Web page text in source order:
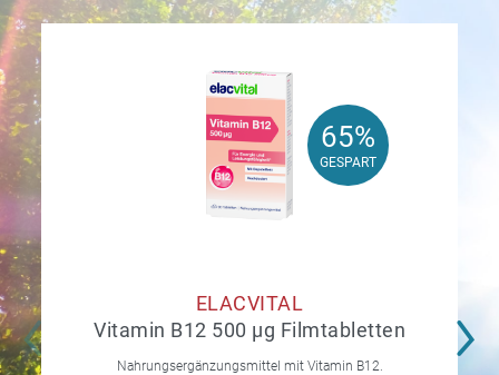
65%
GESPART
65%
GESPART
ELACVITAL
Vitamin B12 500 µg Filmtabletten
Nahrungsergänzungsmittel mit Vitamin B12.